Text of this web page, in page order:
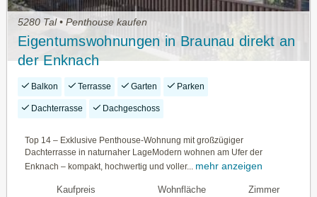
5280 Tal • Penthouse kaufen
Eigentumswohnungen in Braunau direkt an
der Enknach
Balkon Terrasse Garten Parken
Dachterrasse Dachgeschoss
Top 14 – Exklusive Penthouse-Wohnung mit großzügiger
Dachterrasse in naturnaher LageModern wohnen am Ufer der
Enknach – kompakt, hochwertig und voller...
mehr anzeigen
Kaufpreis Wohnfläche Zimmer